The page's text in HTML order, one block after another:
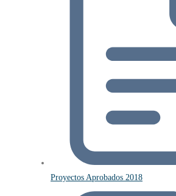
Proyectos Aprobados 2018